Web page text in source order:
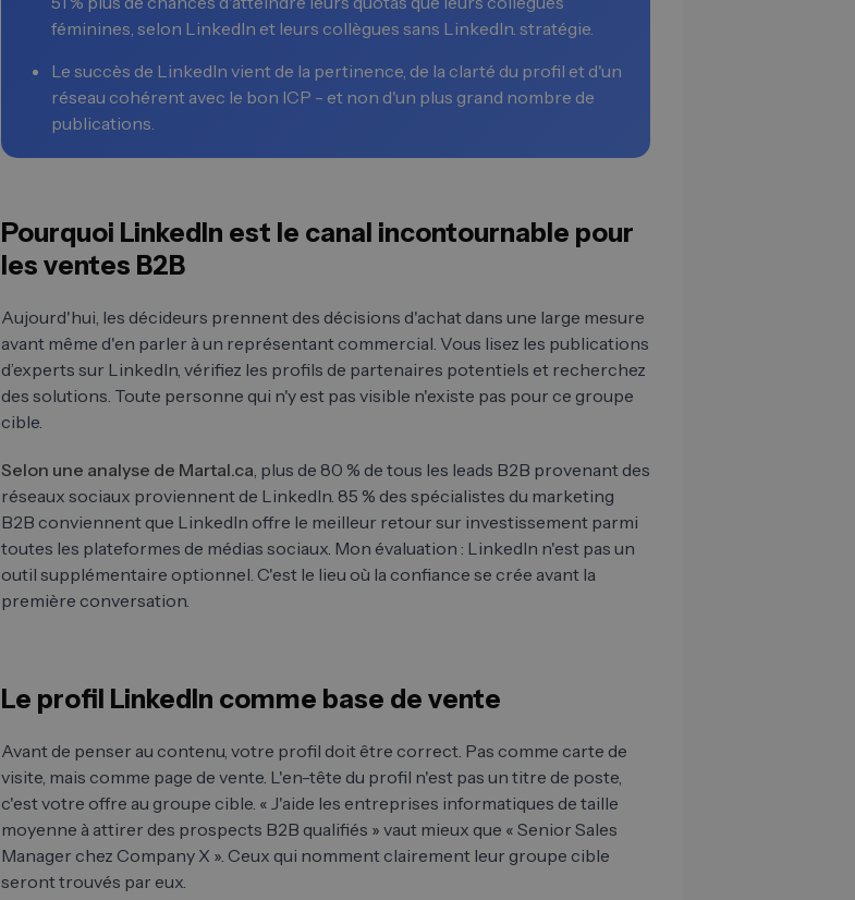
féminines, selon LinkedIn et leurs collègues sans LinkedIn. stratégie.
Le succès de LinkedIn vient de la pertinence, de la clarté du profil et d'un
réseau cohérent avec le bon ICP - et non d'un plus grand nombre de
publications.
Pourquoi LinkedIn est le canal incontournable pour
les ventes B2B
Aujourd'hui, les décideurs prennent des décisions d'achat dans une large mesure
avant même d'en parler à un représentant commercial. Vous lisez les publications
d’experts sur LinkedIn, vérifiez les profils de partenaires potentiels et recherchez
des solutions. Toute personne qui n'y est pas visible n'existe pas pour ce groupe
cible.
Selon une analyse de Martal.ca, plus de 80 % de tous les leads B2B provenant des
réseaux sociaux proviennent de LinkedIn. 85 % des spécialistes du marketing
B2B conviennent que LinkedIn offre le meilleur retour sur investissement parmi
toutes les plateformes de médias sociaux. Mon évaluation : LinkedIn n'est pas un
outil supplémentaire optionnel. C'est le lieu où la confiance se crée avant la
première conversation.
Le profil LinkedIn comme base de vente
Avant de penser au contenu, votre profil doit être correct. Pas comme carte de
visite, mais comme page de vente. L'en-tête du profil n'est pas un titre de poste,
c'est votre offre au groupe cible. « J'aide les entreprises informatiques de taille
moyenne à attirer des prospects B2B qualifiés » vaut mieux que « Senior Sales
Manager chez Company X ». Ceux qui nomment clairement leur groupe cible
seront trouvés par eux.